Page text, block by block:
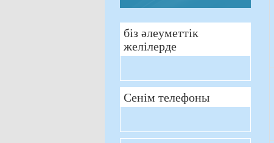
біз әлеуметтік
желілерде
Сенім телефоны